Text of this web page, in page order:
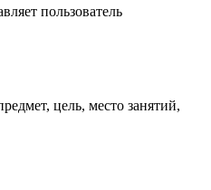
пользователь
цель, место занятий,